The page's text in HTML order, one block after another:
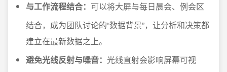
与工作流程结合： 可以将大屏与每日晨会、例会区
结合，成为团队讨论的“数据背景”，让分析和决策都
建立在最新数据之上。
避免光线反射与噪音： 光线直射会影响屏幕可视